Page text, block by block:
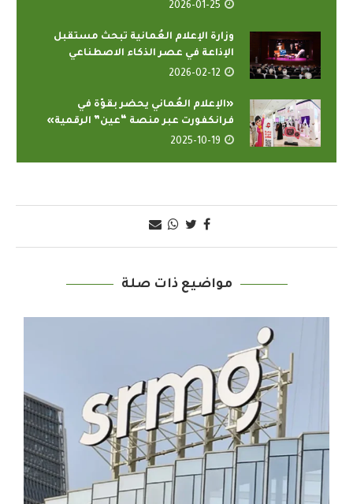
2026-01-25
وزارة الإعلام العُمانية تبحث مستقبل
الإذاعة في عصر الذكاء الاصطناعي
2026-02-12
«الإعلام العُماني يحضر بقوّة في
فرانكفورت عبر منصة “عين” الرقمية»
2025-10-19
مواضيع ذات صلة